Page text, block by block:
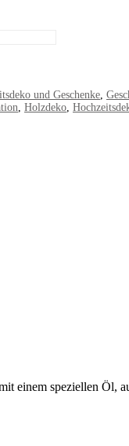
und Geschenke
Holzdeko
einem speziellen Öl,